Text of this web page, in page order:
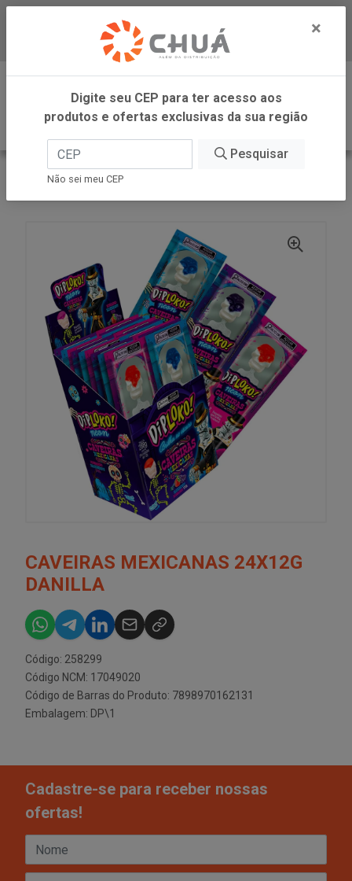
Baixe já nosso APP
0
INÍCIO
DANILLA FOODS
CAVEIRAS MEXICANAS 24X12G
DANILLA
Código: 258299
Código NCM: 17049020
Código de Barras do Produto: 7898970162131
Embalagem: DP\1
Cadastre-se para receber nossas
ofertas!
×
Digite seu CEP para ter acesso aos
produtos e ofertas exclusivas da sua região
Pesquisar
Não sei meu CEP